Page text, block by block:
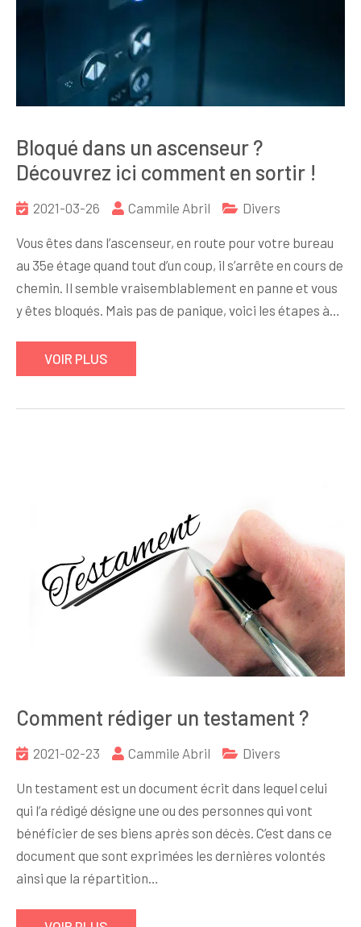
Bloqué dans un ascenseur ?
Découvrez ici comment en sortir !
2021-03-26 Cammile Abril Divers
Vous êtes dans l’ascenseur, en route pour votre bureau
au 35e étage quand tout d’un coup, il s’arrête en cours de
chemin. Il semble vraisemblablement en panne et vous
y êtes bloqués. Mais pas de panique, voici les étapes à…
VOIR PLUS
Comment rédiger un testament ?
2021-02-23 Cammile Abril Divers
Un testament est un document écrit dans lequel celui
qui l’a rédigé désigne une ou des personnes qui vont
bénéficier de ses biens après son décès. C’est dans ce
document que sont exprimées les dernières volontés
ainsi que la répartition…